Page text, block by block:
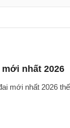
nhất 2026
mới nhất 2026